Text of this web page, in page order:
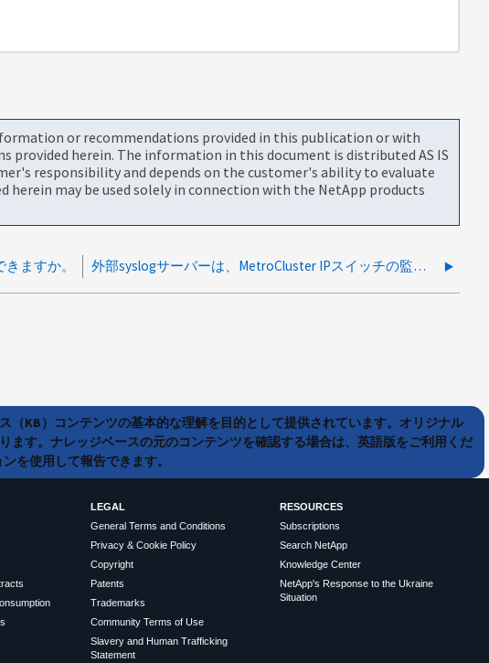
or recommendations provided in this publication or with
herein. The information in this document is distributed AS IS
responsibility and depends on the customer's ability to evaluate
may be used solely in connection with the NetApp products
ますか。 外部syslogサーバーは、MetroCluster IPスイッチの監視に使用できますか？
KB）コンテンツの基本的な理解を目的として提供されています。オリジナル
す。ナレッジベースの元のコンテンツを確認する場合は、英語版をご利用くだ
を使用して報告できます。
LEGAL
General Terms and Conditions
Privacy & Cookie Policy
Copyright
Patents
Trademarks
Community Terms of Use
Slavery and Human Trafficking
Statement
RESOURCES
Subscriptions
Search NetApp
Knowledge Center
NetApp's Response to the Ukraine
Situation